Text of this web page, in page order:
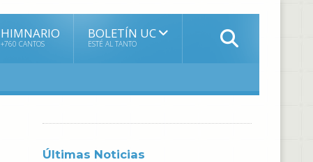
HIMNARIO
+760 CANTOS
BOLETÍN UC
ESTÉ AL TANTO
Últimas Noticias